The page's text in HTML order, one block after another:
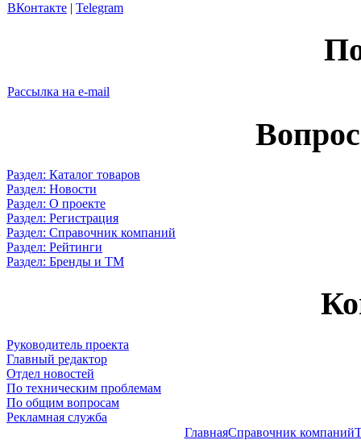
ВКонтакте | Telegram
Рассылка на e-mail
Раздел: Каталог товаров
Раздел: Новости
Раздел: О проекте
Раздел: Регистрация
Раздел: Справочник компаний
Раздел: Рейтинги
Раздел: Бренды и ТМ
Руководитель проекта
Главный редактор
Отдел новостей
По техническим проблемам
По общим вопросам
Рекламная служба
ГлавнаяСправочник компаний